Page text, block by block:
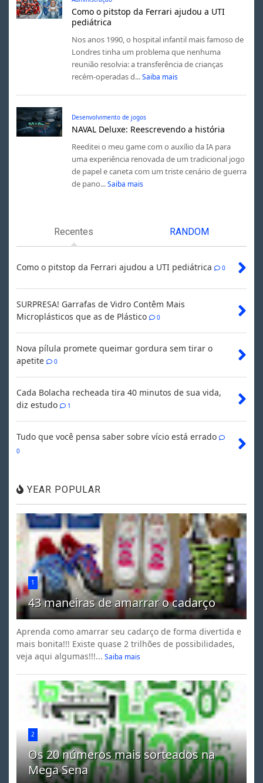
Como o pitstop da Ferrari ajudou a UTI
pediátrica
Nos anos 1990, o hospital infantil mais famoso de
Londres tinha um problema que nenhuma
reunião resolvia: a transferência de crianças
recém-operadas d... Saiba mais
Desenvolvimento de jogos
NAVAL Deluxe: Reescrevendo a história
Reeditei o meu game com o auxílio da IA para
uma experiência renovada de um tradicional jogo
de papel e caneta com um triste cenário de guerra
de pano... Saiba mais
Recentes RANDOM
Como o pitstop da Ferrari ajudou a UTI pediátrica 0
SURPRESA! Garrafas de Vidro Contêm Mais
Microplásticos que as de Plástico
0
Nova pílula promete queimar gordura sem tirar o
apetite
0
Cada Bolacha recheada tira 40 minutos de sua vida,
diz estudo
1
Tudo que você pensa saber sobre vício está errado
0
YEAR POPULAR
1
43 maneiras de amarrar o cadarço
Aprenda como amarrar seu cadarço de forma divertida e
mais bonita!!! Existe quase 2 trilhões de possibilidades,
veja aqui algumas!!!... Saiba mais
2
Os 20 números mais sorteados na
Mega Sena